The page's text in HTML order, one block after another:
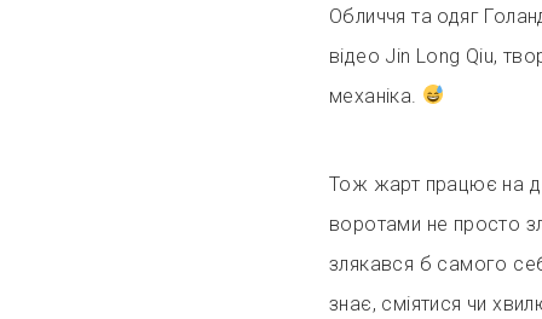
Обличчя та одяг
відео Jin Long Qiu,
механіка.
Тож жарт працює на
воротами не просто
злякався б самого
знає, сміятися чи